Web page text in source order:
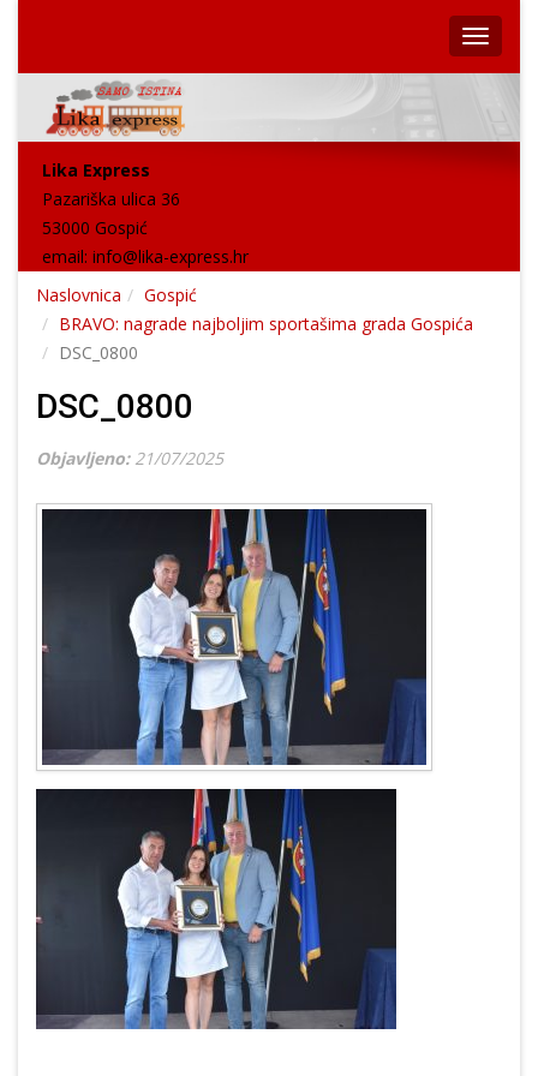
Lika Express
Pazariška ulica 36
53000 Gospić
email: info@lika-express.hr
Naslovnica
Gospić
BRAVO: nagrade najboljim sportašima grada Gospića
DSC_0800
DSC_0800
Objavljeno: 21/07/2025